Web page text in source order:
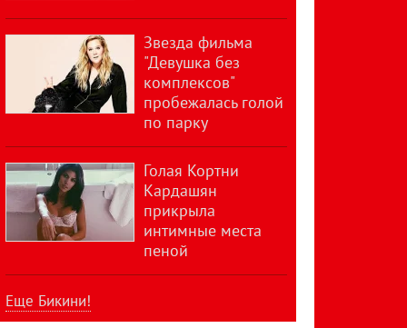
Звезда фильма
"Девушка без
комплексов"
пробежалась голой
по парку
Голая Кортни
Кардашян
прикрыла
интимные места
пеной
Еще Бикини!